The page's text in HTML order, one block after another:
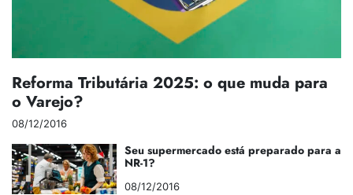
Reforma Tributária 2025: o que muda para
o Varejo?
08/12/2016
Seu supermercado está preparado para a
NR-1?
08/12/2016